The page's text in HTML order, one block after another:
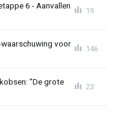
6 - Aanvallen
19
voor
146
"De grote
23